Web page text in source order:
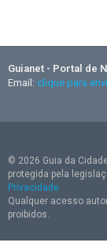
Guianet - Portal de
Email: clique para
© 2026 Guia da
protegida pela
Privacidade
Qualquer acesso
proibidos.